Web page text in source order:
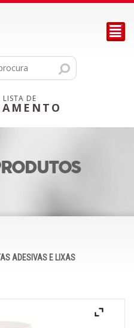
²
DE
ADESIVAS E LIXAS